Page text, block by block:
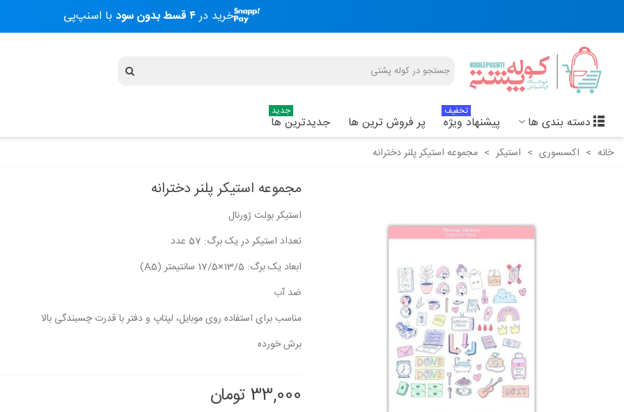
خرید در۴ قسط بدون سود با اسنپ‌پی
دسته بندی ها پیشنهاد ویژه
تخفیف
پر فروش ترین ها جدیدترین ها
جدید
خانه > اکسسوری > استیکر > مجموعه استیکر پلنر دخترانه
مجموعه استیکر پلنر دخترانه
استیکر بولت ژورنال
تعداد استیکر در یک برگ: 57 عدد
ابعاد یک برگ: 13/5×17/5 سانتیمتر (A5)
ضد آب
مناسب برای استفاده روی موبایل، لپتاپ و دفتر با قدرت چسبندگی بالا
برش خورده
33,000 تومان
استیکر طرح UNDER HIS EYE
20,000 تومان
استیکر طرح UN Der His Eye
20,000 تومان
20,000 تومان
20,000 تومان